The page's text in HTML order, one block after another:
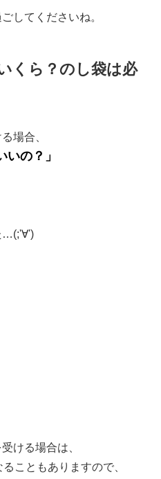
してくださいね。
くら？のし袋は必
場合、
いの？」
…(;'∀')
ける場合は、
こともありますので、